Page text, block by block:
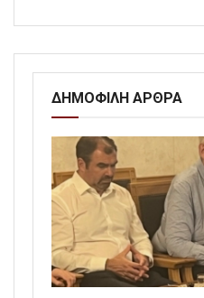
ΔΗΜΟΦΙΛΗ ΑΡΘΡΑ